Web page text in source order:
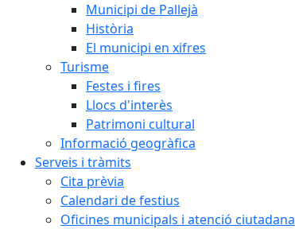
Municipi de Pallejà
Història
El municipi en xifres
Turisme
Festes i fires
Llocs d'interès
Patrimoni cultural
Informació geogràfica
Serveis i tràmits
Cita prèvia
Calendari de festius
Oficines municipals i atenció ciutadana